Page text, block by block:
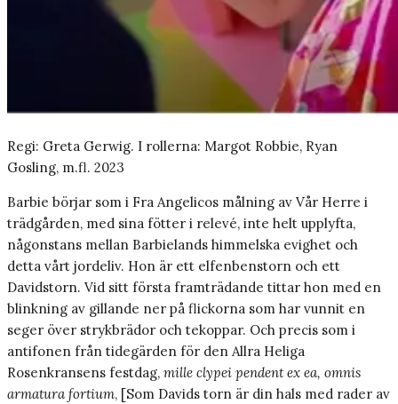
Regi: Greta Gerwig. I rollerna: Margot Robbie, Ryan
Gosling, m.fl. 2023
Barbie börjar som i Fra Angelicos målning av Vår Herre i
trädgården, med sina fötter i relevé, inte helt upplyfta,
någonstans mellan Barbielands himmelska evighet och
detta vårt jordeliv. Hon är ett elfenbenstorn och ett
Davidstorn. Vid sitt första framträdande tittar hon med en
blinkning av gillande ner på flickorna som har vunnit en
seger över strykbrädor och tekoppar. Och precis som i
antifonen från tidegärden för den Allra Heliga
Rosenkransens festdag, mille clypei pendent ex ea, omnis
armatura fortium, [Som Davids torn är din hals med rader av